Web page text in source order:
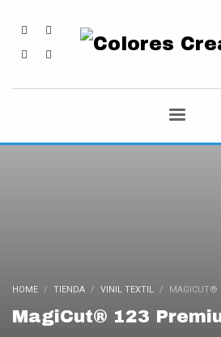
HOME TIENDA VINIL TEXTIL MAGICUT®
MagiCut® 123